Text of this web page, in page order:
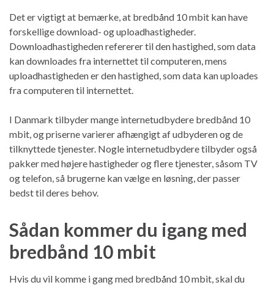
Det er vigtigt at bemærke, at bredbånd 10 mbit kan have
forskellige download- og uploadhastigheder.
Downloadhastigheden refererer til den hastighed, som data
kan downloades fra internettet til computeren, mens
uploadhastigheden er den hastighed, som data kan uploades
fra computeren til internettet.
I Danmark tilbyder mange internetudbydere bredbånd 10
mbit, og priserne varierer afhængigt af udbyderen og de
tilknyttede tjenester. Nogle internetudbydere tilbyder også
pakker med højere hastigheder og flere tjenester, såsom TV
og telefon, så brugerne kan vælge en løsning, der passer
bedst til deres behov.
Sådan kommer du igang med
bredbånd 10 mbit
Hvis du vil komme i gang med bredbånd 10 mbit, skal du